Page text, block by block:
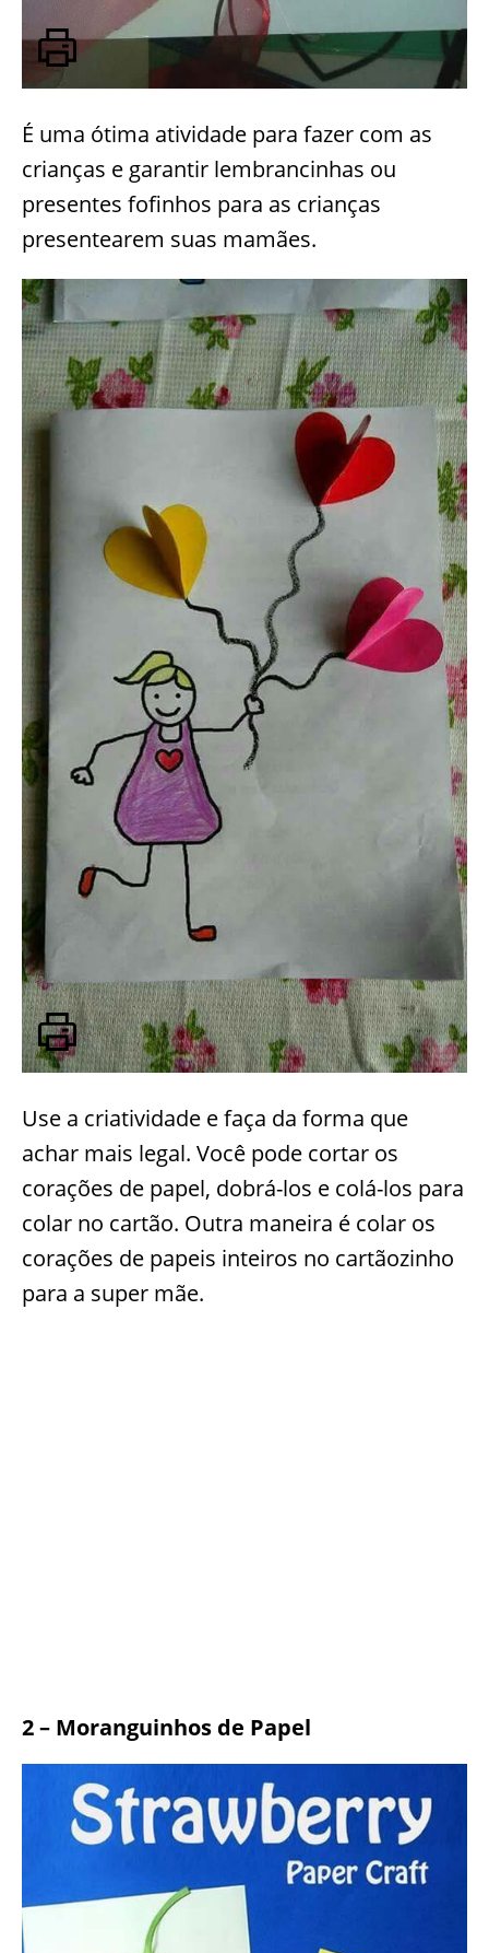
É uma ótima atividade para fazer com as
crianças e garantir lembrancinhas ou
presentes fofinhos para as crianças
presentearem suas mamães.
Use a criatividade e faça da forma que
achar mais legal. Você pode cortar os
corações de papel, dobrá-los e colá-los para
colar no cartão. Outra maneira é colar os
corações de papeis inteiros no cartãozinho
para a super mãe.
2 – Moranguinhos de Papel